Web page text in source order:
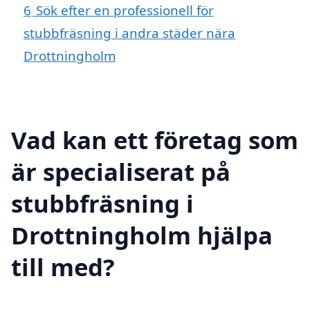
6 Sök efter en professionell för
stubbfräsning i andra städer nära
Drottningholm
Vad kan ett företag som
är specialiserat på
stubbfräsning i
Drottningholm hjälpa
till med?